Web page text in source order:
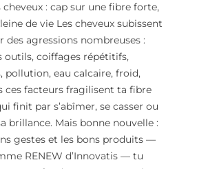
cheveux : cap sur une fibre forte,
de vie Les cheveux subissent
des agressions nombreuses :
outils, coiffages répétitifs,
pollution, eau calcaire, froid,
ces facteurs fragilisent ta fibre
finit par s’abîmer, se casser ou
brillance. Mais bonne nouvelle :
gestes et les bons produits —
RENEW d’Innovatis — tu